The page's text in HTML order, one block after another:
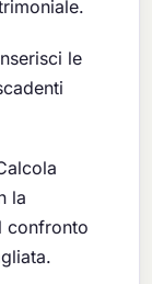
le
la
confronto